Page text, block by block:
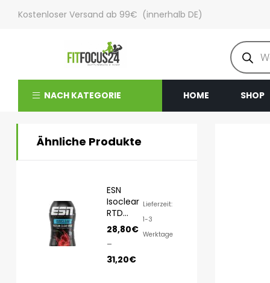
Kostenloser Versand ab 99€ (innerhalb DE)
NACH KATEGORIE HOME SHOP
Ähnliche Produkte
ESN
Isoclear
RTD
8x500ml
28,80€
–
31,20€
Lieferzeit:
1-3
Werktage